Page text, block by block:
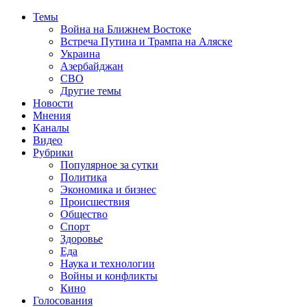
Темы
Война на Ближнем Востоке
Встреча Путина и Трампа на Аляске
Украина
Азербайджан
СВО
Другие темы
Новости
Мнения
Каналы
Видео
Рубрики
Популярное за сутки
Политика
Экономика и бизнес
Происшествия
Общество
Спорт
Здоровье
Еда
Наука и технологии
Войны и конфликты
Кино
Голосования